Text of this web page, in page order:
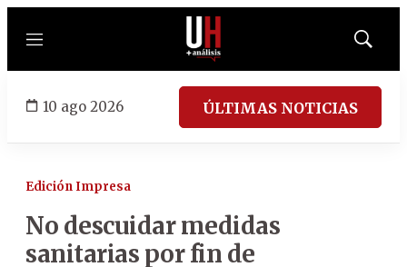
Menú
Mostrar
10 ago 2026 ÚLTIMAS NOTICIAS
Edición Impresa
No descuidar medidas
sanitarias por fin de